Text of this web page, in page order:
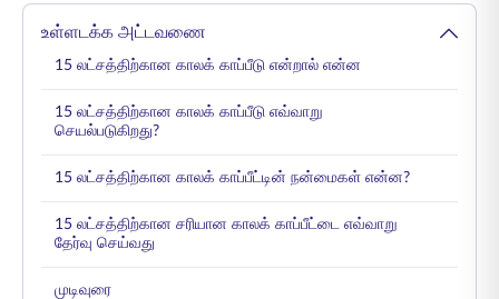
உள்ளடக்க அட்டவணை
15 லட்சத்திற்கான காலக் காப்பீடு என்றால் என்ன
15 லட்சத்திற்கான காலக் காப்பீடு எவ்வாறு
செயல்படுகிறது?
15 லட்சத்திற்கான காலக் காப்பீட்டின் நன்மைகள் என்ன?
15 லட்சத்திற்கான சரியான காலக் காப்பீட்டை எவ்வாறு
தேர்வு செய்வது
முடிவுரை